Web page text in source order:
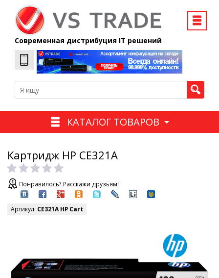
Современная дистрибуция IT решений
КАТАЛОГ ТОВАРОВ
Картридж HP CE321A
Понравилось? Расскажи друзьям!
Артикул: CE321A HP Cart